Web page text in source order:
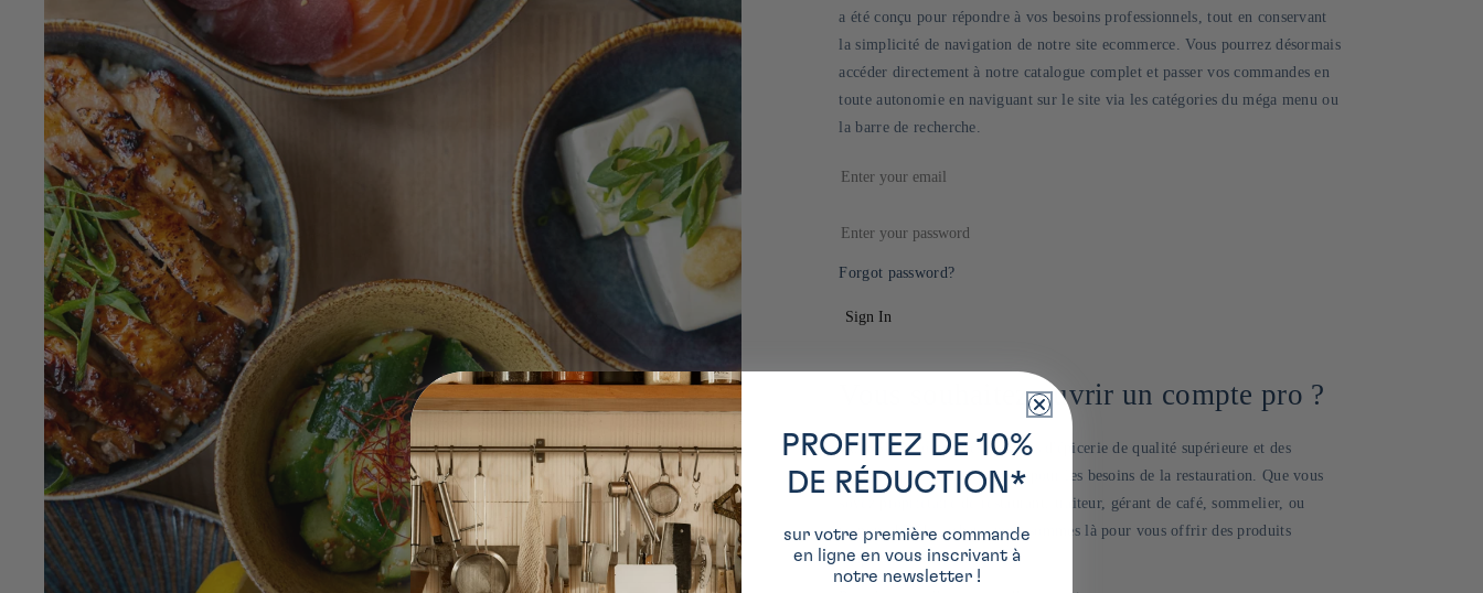
a été conçu pour répondre à vos besoins professionnels, tout en conservant
la simplicité de navigation de notre site ecommerce. Vous pourrez désormais
accéder directement à notre catalogue complet et passer vos commandes en
toute autonomie en naviguant sur le site via les catégories du méga menu ou
la barre de recherche.
Forgot password?
Sign In
Vous souhaitez ouvrir un compte pro ?
iRASSHAi fourni des produits d'épicerie de qualité supérieure et des
formats spécialement conçus pour les besoins de la restauration. Que vous
soyez propriétaire de restaurant, traiteur, gérant de café, sommelier, ou
responsable des achats, nous sommes là pour vous offrir des produits
adaptés à vos exigences.
PROFITEZ DE 10%
DE RÉDUCTION*
sur votre première commande
en ligne en vous inscrivant à
notre newsletter !